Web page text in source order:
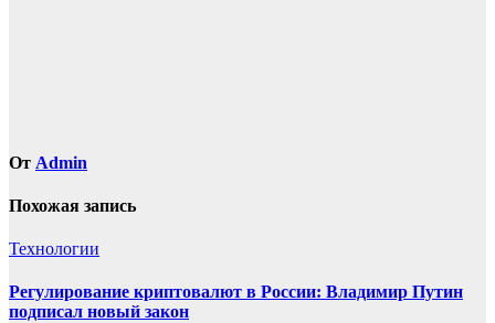
От Admin
Похожая запись
Технологии
Регулирование криптовалют в России: Владимир Путин
подписал новый закон